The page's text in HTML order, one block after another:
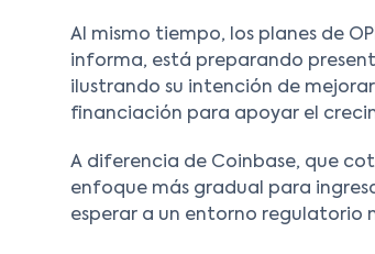
Al mismo tiempo, los planes de
informa, está preparando
ilustrando su intención de
financiación para apoyar el
A diferencia de Coinbase, que
enfoque más gradual para
esperar a un entorno regulatorio